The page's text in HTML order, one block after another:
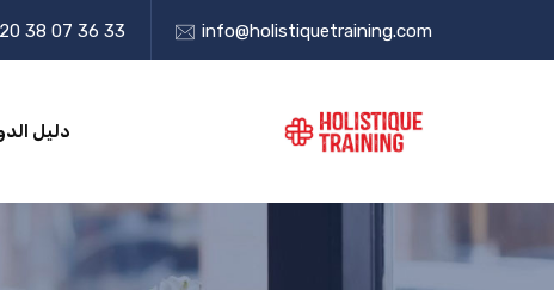
info@holistiquetraining.com
38 07 36 33
دليل